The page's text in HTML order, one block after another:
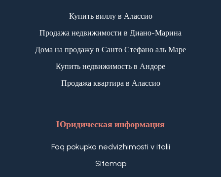
Купить виллу в Алассио
Продажа недвижимости в Диано-Марина
Дома на продажу в Санто Стефано аль Маре
Купить недвижимость в Андоре
Продажа квартира в Алассио
Юридическая информация
Faq pokupka nedvizhimosti v italii
Sitemap